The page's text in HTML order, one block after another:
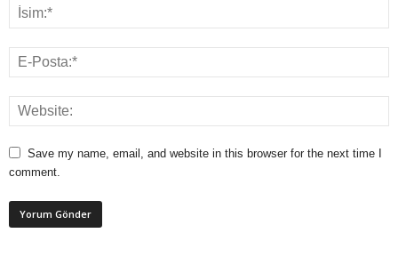
Save my name, email, and website in this browser for the next time I
comment.